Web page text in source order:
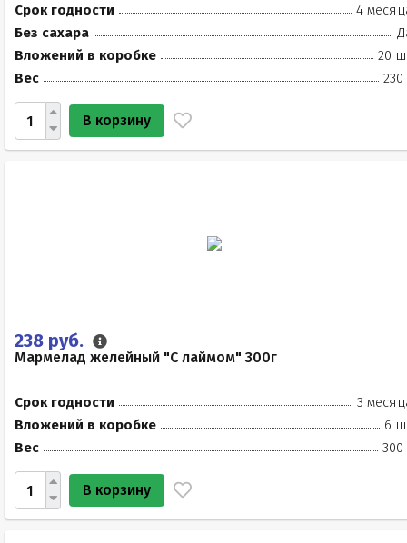
Срок годности
4
Без сахара
Вложений в коробке
20
Вес
230
В корзину
238 руб.
Мармелад желейный "С лаймом" 300г
Срок годности
3
Вложений в коробке
6
Вес
300
В корзину